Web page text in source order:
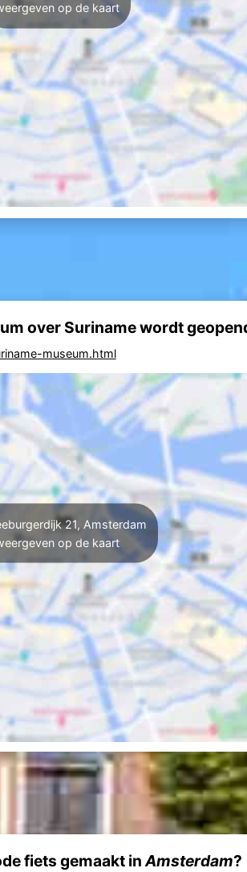
op de kaart
over Suriname wordt
museum.html
21, Amsterdam
op de kaart
fiets gemaakt inAmsterdam?